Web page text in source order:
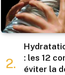
: les 12
éviter la